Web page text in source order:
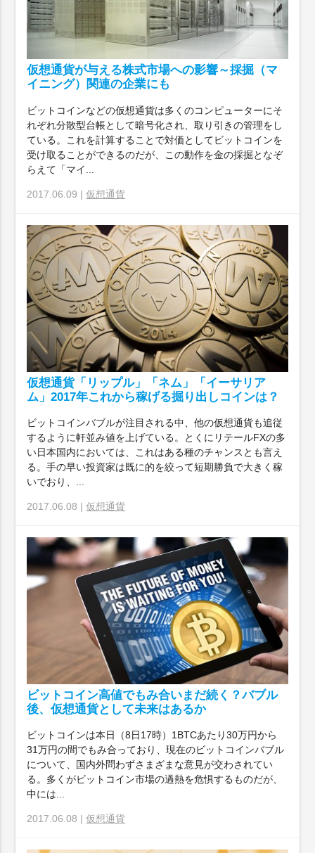
仮想通貨が与える株式市場への影響～採掘（マ
イニング）関連の企業にも
ビットコインなどの仮想通貨は多くのコンピューターにそ
れぞれ分散型台帳として暗号化され、取り引きの管理をし
ている。これを計算することで対価としてビットコインを
受け取ることができるのだが、この動作を金の採掘となぞ
らえて「マイ...
2017.06.09 |仮想通貨
仮想通貨「リップル」「ネム」「イーサリア
ム」2017年これから稼げる掘り出しコインは？
ビットコインバブルが注目される中、他の仮想通貨も追従
するように軒並み値を上げている。とくにリテールFXの多
い日本国内においては、これはある種のチャンスとも言え
る。手の早い投資家は既に的を絞って短期勝負で大きく稼
いでおり、...
2017.06.08 |仮想通貨
ビットコイン高値でもみ合いまだ続く？バブル
後、仮想通貨として未来はあるか
ビットコインは本日（8日17時）1BTCあたり30万円から
31万円の間でもみ合っており、現在のビットコインバブル
について、国内外問わずさまざまな意見が交わされてい
る。多くがビットコイン市場の過熱を危惧するものだが、
中には...
2017.06.08 |仮想通貨